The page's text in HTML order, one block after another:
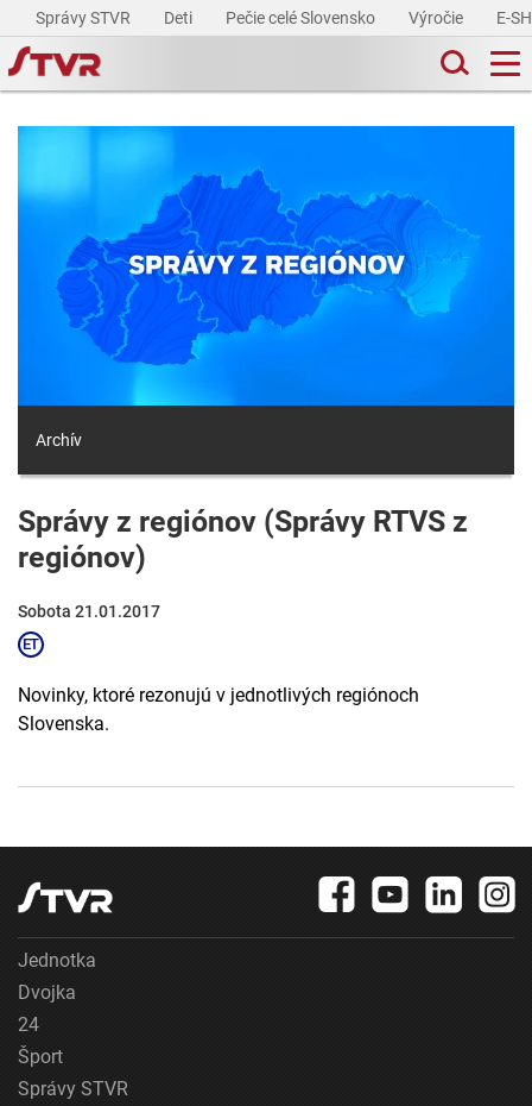
Správy STVR Deti Pečie celé Slovensko Výročie E-
Archív
Správy z regiónov (Správy RTVS z
regiónov)
Sobota 21.01.2017
Novinky, ktoré rezonujú v jednotlivých regiónoch
Slovenska.
Jednotka
Dvojka
24
Šport
Správy STVR